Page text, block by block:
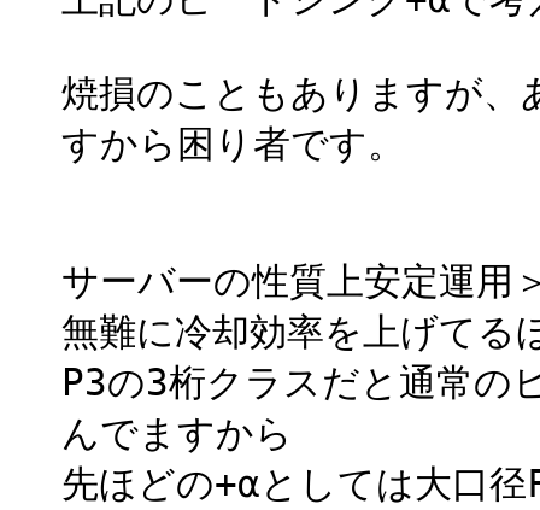
焼損のこともありますが、
すから困り者です。
サーバーの性質上安定運用
無難に冷却効率を上げてる
P3の3桁クラスだと通常の
んでますから
先ほどの+αとしては大口